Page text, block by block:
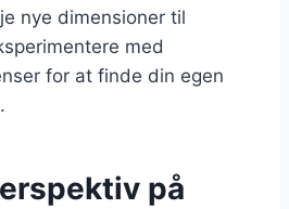
nye dimensioner til
med
for at finde din egen
på